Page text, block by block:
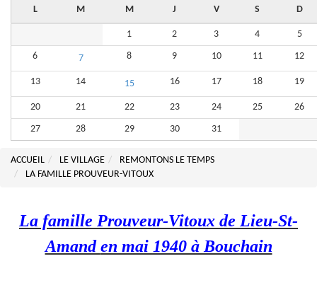
L M M J V S D
1 2 3 4 5
6 7 8 9 10 11 12
13 14 15 16 17 18 19
20 21 22 23 24 25 26
27 28 29 30 31
ACCUEIL LE VILLAGE
REMONTONS LE TEMPS
LA FAMILLE PROUVEUR-VITOUX
La famille Prouveur-Vitoux de Lieu-St-
Amanden mai 1940 à Bouchain